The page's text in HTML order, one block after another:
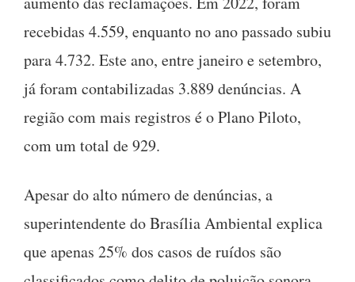
recebidas 4.559, enquanto no ano passado subiu
para 4.732. Este ano, entre janeiro e setembro,
já foram contabilizadas 3.889 denúncias. A
região com mais registros é o Plano Piloto,
com um total de 929.
Apesar do alto número de denúncias, a
superintendente do Brasília Ambiental explica
que apenas 25% dos casos de ruídos são